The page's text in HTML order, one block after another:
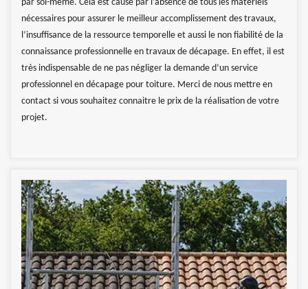
par soi-même. Cela est causé par l’absence de tous les matériels
nécessaires pour assurer le meilleur accomplissement des travaux,
l’insuffisance de la ressource temporelle et aussi le non fiabilité de la
connaissance professionnelle en travaux de décapage. En effet, il est
très indispensable de ne pas négliger la demande d’un service
professionnel en décapage pour toiture. Merci de nous mettre en
contact si vous souhaitez connaitre le prix de la réalisation de votre
projet.